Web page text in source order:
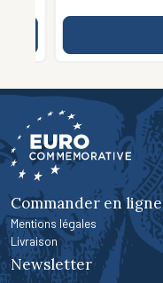
Commander en ligne
Mentions légales
Livraison
Newsletter